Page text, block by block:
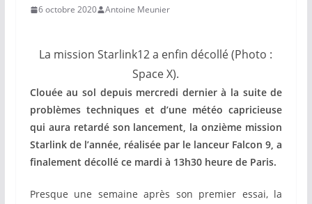
6 octobre 2020 Antoine Meunier
La mission Starlink12 a enfin décollé (Photo :
Space X).
Clouée au sol depuis mercredi dernier à la suite de
problèmes techniques et d’une météo capricieuse
qui aura retardé son lancement, la onzième mission
Starlink de l’année, réalisée par le lanceur Falcon 9, a
finalement décollé ce mardi à 13h30 heure de Paris.
Presque une semaine après son premier essai, la